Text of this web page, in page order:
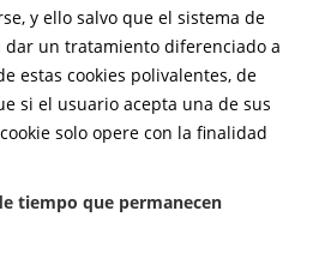
y ello salvo que el sistema de
un tratamiento diferenciado a
estas cookies polivalentes, de
si el usuario acepta una de sus
solo opere con la finalidad
tiempo que permanecen